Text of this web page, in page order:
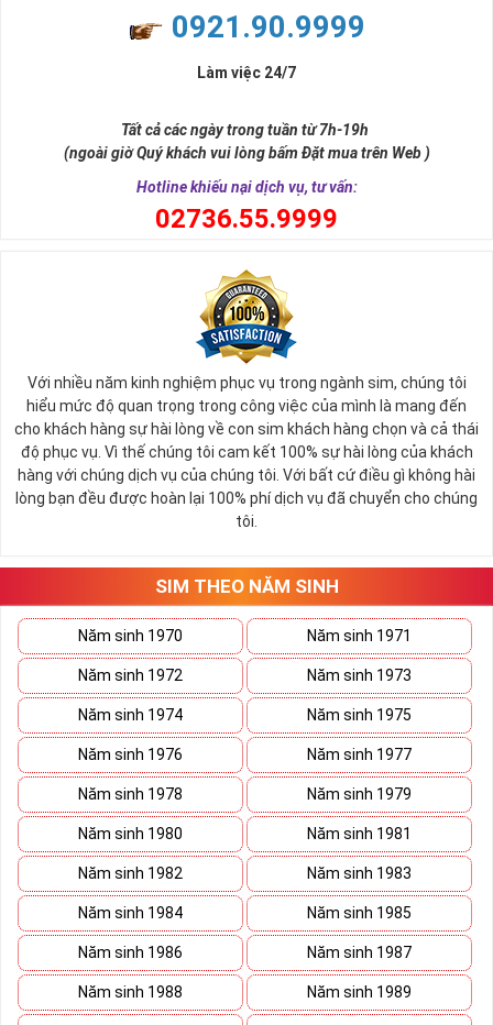
đời, nơi bạn phải đưa ra những quyết định quan trọng.
Ý nghĩa sim tứ quý 2
Theo quan niệm phong thủy
Số 2 tượng trưng cho sự cân bằng, hài hòa của âm dương và đất
trời. Sự cân bằng này giúp cho mọi việc đều thuận lợi và mang lại
nhiều may mắn trong cuộc sống và kinh doanh.
Số 2 còn biểu trưng cho lòng tốt, sự ổn định và tính hai mặt của
mọi vấn đề. Số 2 giúp cho họ có được sự lựa chọn, để đưa ra
những hướng giải quyết đúng đắn nhắt.
tứ 2 cùng xuất hiện trong một dãy số sim càng giúp cho ý nghĩa
sim tứ quýtăng lên gấp bội. Sở hữu sim Tứ Quý 2 giúp khích lệ tinh
thần người sở hữu là không sợ bất cứ điều gì mà hãy cứ làm thì
mọi điều tốt đẹp và may mắn ắt sẽ đến.
Lợi ích sim Tứ Quý 2 mang lại là gì?
0921.90.9999
Làm việc 24/7
Tất cả các ngày trong tuần từ 7h-19h
(ngoài giờ Quý khách vui lòng bấm Đặt mua trên Web )
Hotline khiếu nại dịch vụ, tư vấn:
02736.55.9999
Với nhiều năm kinh nghiệm phục vụ trong ngành sim, chúng tôi
hiểu mức độ quan trọng trong công việc của mình là mang đến
cho khách hàng sự hài lòng về con sim khách hàng chọn và cả thái
độ phục vụ. Vì thế chúng tôi cam kết 100% sự hài lòng của khách
hàng với chúng dịch vụ của chúng tôi. Với bất cứ điều gì không hài
lòng bạn đều được hoàn lại 100% phí dịch vụ đã chuyển cho chúng
tôi.
SIM THEO NĂM SINH
Năm sinh 1970 Năm sinh 1971
Năm sinh 1972 Năm sinh 1973
Năm sinh 1974 Năm sinh 1975
Năm sinh 1976 Năm sinh 1977
Năm sinh 1978 Năm sinh 1979
Năm sinh 1980 Năm sinh 1981
Năm sinh 1982 Năm sinh 1983
Năm sinh 1984 Năm sinh 1985
Năm sinh 1986 Năm sinh 1987
Năm sinh 1988 Năm sinh 1989